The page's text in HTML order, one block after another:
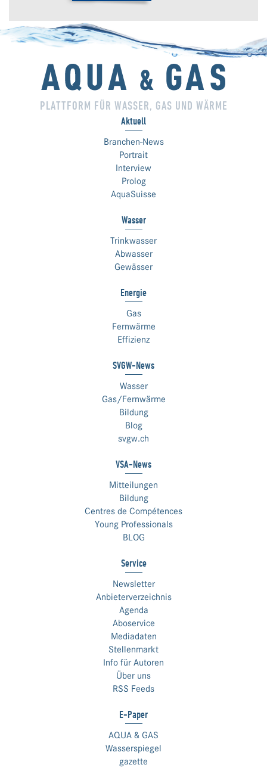
PLATTFORM FÜR WASSER, GAS UND WÄRME
Aktuell
Branchen-News
Portrait
Interview
Prolog
AquaSuisse
Wasser
Trinkwasser
Abwasser
Gewässer
Energie
Gas
Fernwärme
Effizienz
SVGW-News
Wasser
Gas/Fernwärme
Bildung
Blog
svgw.ch
VSA-News
Mitteilungen
Bildung
Centres de Compétences
Young Professionals
BLOG
Service
Newsletter
Anbieterverzeichnis
Agenda
Aboservice
Mediadaten
Stellenmarkt
Info für Autoren
Über uns
RSS Feeds
E-Paper
AQUA & GAS
Wasserspiegel
gazette